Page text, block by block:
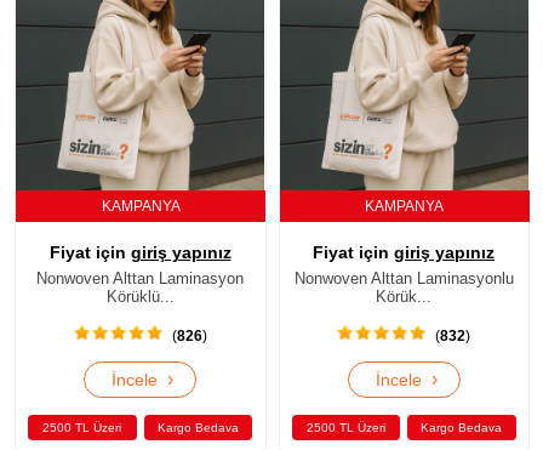
KAMPANYA
Fiyat için giriş yapınız
Nonwoven Alttan Laminasyon
Körüklü...
(826)
İncele ›
2500 TL Üzeri Kargo Bedava
KAMPANYA
Fiyat için giriş yapınız
Nonwoven Alttan Laminasyonlu
Körük...
(832)
İncele ›
2500 TL Üzeri Kargo Bedava